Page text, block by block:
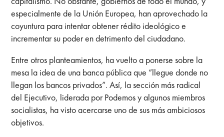
especialmente de la Unión Europea, han aprovechado la
coyuntura para intentar obtener rédito ideológico e
incrementar su poder en detrimento del ciudadano.
Entre otros planteamientos, ha vuelto a ponerse sobre la
mesa la idea de una banca pública que “llegue donde no
llegan los bancos privados”. Así, la sección más radical
del Ejecutivo, liderada por Podemos y algunos miembros
socialistas, ha visto acercarse uno de sus más ambiciosos
objetivos.